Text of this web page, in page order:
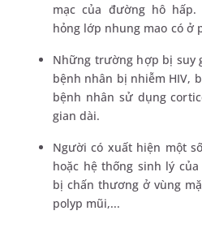
mạc của đường hô
hỏng lớp nhung mao có ở
Những trường hợp bị suy
bệnh nhân bị nhiễm HIV,
bệnh nhân sử dụng
gian dài.
Người có xuất hiện một
hoặc hệ thống sinh lý
bị chấn thương ở vùng
polyp mũi,...